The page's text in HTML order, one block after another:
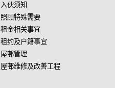
入伙须知
照顾特殊需要
租金相关事宜
租约及户籍事宜
屋邨管理
屋邨维修及改善工程